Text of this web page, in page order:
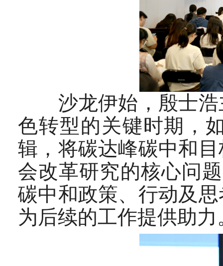
沙龙伊始，殷士浩
色转型的关键时期，
辑，将碳达峰碳中和
会改革研究的核心问
碳中和政策、行动及
为后续的工作提供助力